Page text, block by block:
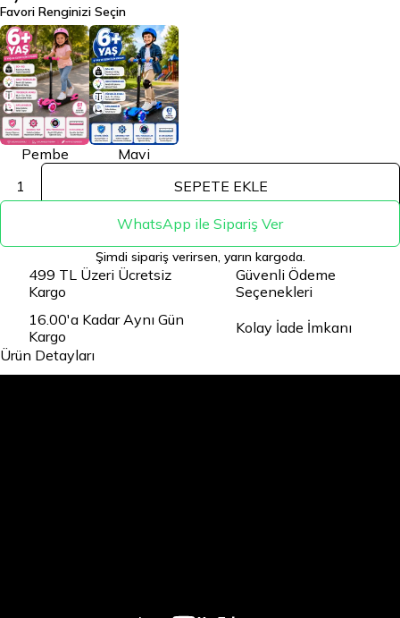
Favori Renginizi Seçin
Pembe
Mavi
1
SEPETE EKLE
WhatsApp ile Sipariş Ver
Şimdi sipariş verirsen, yarın kargoda.
499 TL Üzeri Ücretsiz
Kargo
Güvenli Ödeme
Seçenekleri
16.00'a Kadar Aynı Gün
Kargo
Kolay İade İmkanı
Ürün Detayları